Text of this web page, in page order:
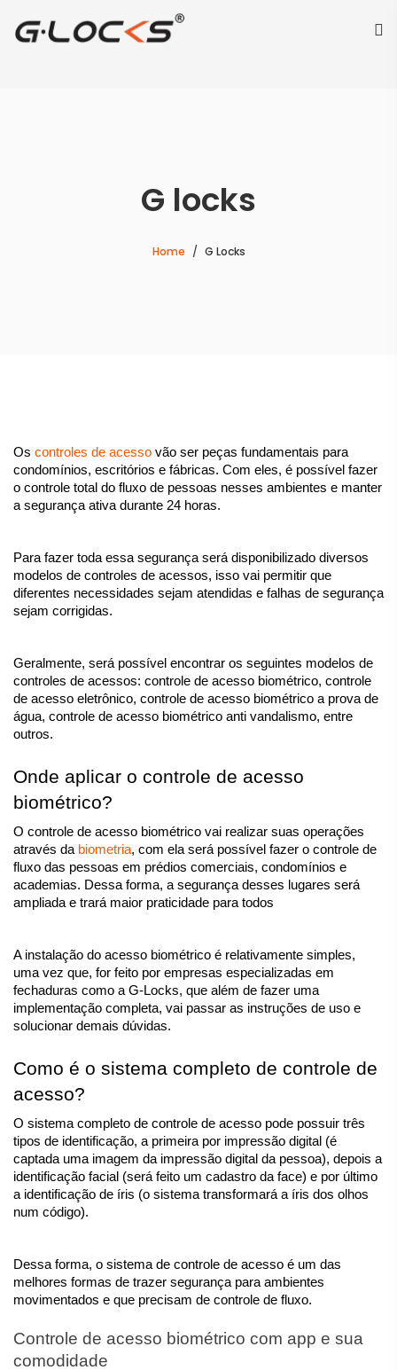
G locks
Home G Locks
Os controles de acesso vão ser peças fundamentais para
condomínios, escritórios e fábricas. Com eles, é possível fazer
o controle total do fluxo de pessoas nesses ambientes e manter
a segurança ativa durante 24 horas.
Para fazer toda essa segurança será disponibilizado diversos
modelos de controles de acessos, isso vai permitir que
diferentes necessidades sejam atendidas e falhas de segurança
sejam corrigidas.
Geralmente, será possível encontrar os seguintes modelos de
controles de acessos: controle de acesso biométrico, controle
de acesso eletrônico, controle de acesso biométrico a prova de
água, controle de acesso biométrico anti vandalismo, entre
outros.
Onde aplicar o controle de acesso
biométrico?
O controle de acesso biométrico vai realizar suas operações
através da biometria, com ela será possível fazer o controle de
fluxo das pessoas em prédios comerciais, condomínios e
academias. Dessa forma, a segurança desses lugares será
ampliada e trará maior praticidade para todos
A instalação do acesso biométrico é relativamente simples,
uma vez que, for feito por empresas especializadas em
fechaduras como a G-Locks, que além de fazer uma
implementação completa, vai passar as instruções de uso e
solucionar demais dúvidas.
Como é o sistema completo de controle de
acesso?
O sistema completo de controle de acesso pode possuir três
tipos de identificação, a primeira por impressão digital (é
captada uma imagem da impressão digital da pessoa), depois a
identificação facial (será feito um cadastro da face) e por último
a identificação de íris (o sistema transformará a íris dos olhos
num código).
Dessa forma, o sistema de controle de acesso é um das
melhores formas de trazer segurança para ambientes
movimentados e que precisam de controle de fluxo.
Controle de acesso biométrico com app e sua
comodidade